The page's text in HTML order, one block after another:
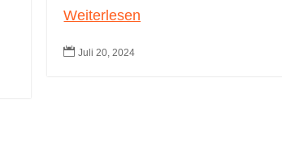
Weiterlesen
 Juli 20, 2024